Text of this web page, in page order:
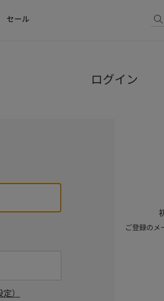
セール
ログイン
）
ご登録のメ